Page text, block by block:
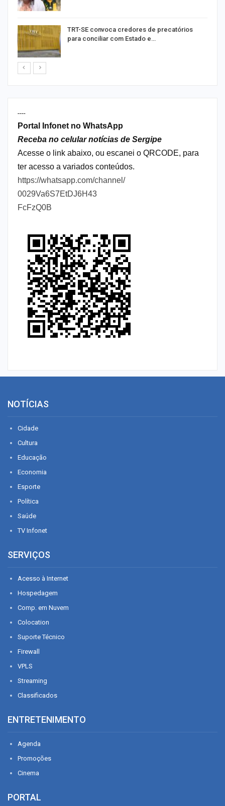
TRT-SE convoca credores de precatórios
para conciliar com Estado e…
----
Portal Infonet no WhatsApp
Receba no celular notícias de Sergipe
Acesse o link abaixo, ou escanei o QRCODE, para
ter acesso a variados conteúdos.
https://whatsapp.com/channel/
0029Va6S7EtDJ6H43
FcFzQ0B
NOTÍCIAS
Cidade
Cultura
Educação
Economia
Esporte
Política
Saúde
TV Infonet
SERVIÇOS
Acesso à Internet
Hospedagem
Comp. em Nuvem
Colocation
Suporte Técnico
Firewall
VPLS
Streaming
Classificados
ENTRETENIMENTO
Agenda
Promoções
Cinema
PORTAL